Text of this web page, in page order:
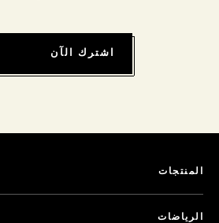
اشترك الآن
المنتجات
الرياضات